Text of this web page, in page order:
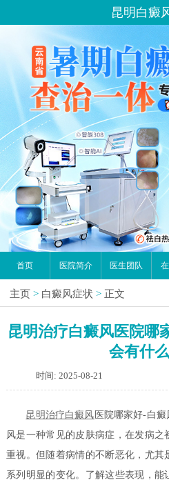
昆明白癜
首页 医院简介 医生团队
主页 > 白癜风症状 > 正文
昆明治疗白癜风医院哪
会有什
时间: 2025-08-21
昆明治疗白癜风 医院哪家好-白
风是一种常见的皮肤病症，在发病
重视。但随着病情的不断恶化，尤
系列明显的变化。了解这些表现，能